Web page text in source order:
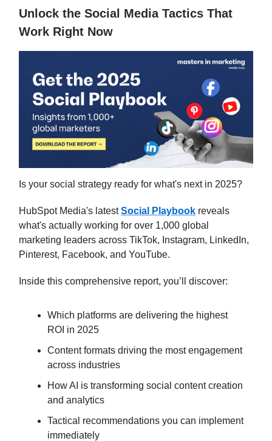
Unlock the Social Media Tactics That
Work Right Now
Is your social strategy ready for what's next in 2025?
HubSpot Media's latestSocial Playbook reveals
what's actually working for over 1,000 global
marketing leaders across TikTok, Instagram, LinkedIn,
Pinterest, Facebook, and YouTube.
Inside this comprehensive report, you’ll discover:
Which platforms are delivering the highest
ROI in 2025
Content formats driving the most engagement
across industries
How AI is transforming social content creation
and analytics
Tactical recommendations you can implement
immediately